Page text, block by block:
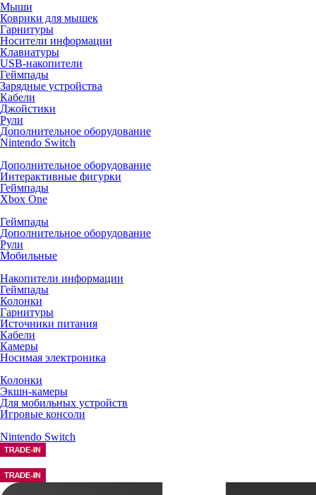
Мыши
Коврики для мышек
Гарнитуры
Носители информации
Клавиатуры
USB-накопители
Геймпады
Зарядные устройства
Кабели
Джойстики
Рули
Дополнительное оборудование
Nintendo Switch
Дополнительное оборудование
Интерактивные фигурки
Геймпады
Xbox One
Геймпады
Дополнительное оборудование
Рули
Мобильные
Накопители информации
Геймпады
Колонки
Гарнитуры
Источники питания
Кабели
Камеры
Носимая электроника
Колонки
Экшн-камеры
Для мобильных устройств
Игровые консоли
Nintendo Switch